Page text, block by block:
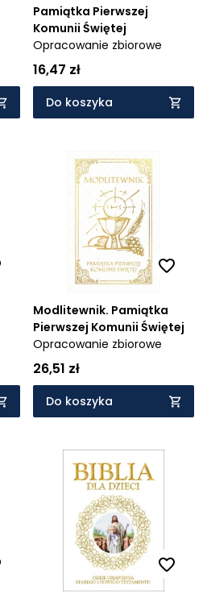
Pamiątka Pierwszej
Komunii Świętej
Opracowanie zbiorowe
16,47 zł
Do koszyka
Modlitewnik. Pamiątka
Pierwszej Komunii Świętej
Opracowanie zbiorowe
26,51 zł
Do koszyka